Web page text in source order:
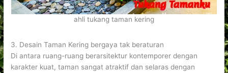
ahli tukang taman kering
3. Desain Taman Kering bergaya tak beraturan
Di antara ruang-ruang berarsitektur kontemporer dengan
karakter kuat, taman sangat atraktif dan selaras dengan